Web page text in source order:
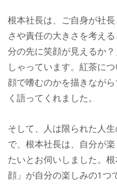
根本社長は、ご自身が社
さや責任の大きさを考え
分の先に笑顔が見えるか
しゃっています。紅茶に
顔で嗜むのかを描きなが
く語ってくれました。
そして、人は限られた人
で、根本社長は、自分が
たいとお伺いしました。
顔」が自分の楽しみの1つ